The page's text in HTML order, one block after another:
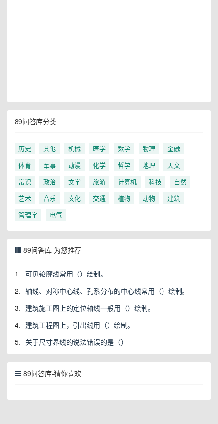
89问答库分类
历史 其他 机械 医学 数学 物理
金融
体育
军事 动漫 化学 哲学 地理
天文
常识
政治 文学 旅游 计算机 科技
自然
艺术
音乐 文化 交通 植物 动物
建筑
管理学
电气
89问答库-为您推荐
1. 可见轮廓线常用（）绘制。
2. 轴线、对称中心线、孔系分布的中心线常用（）绘制。
3. 建筑施工图上的定位轴线一般用（）绘制。
4. 建筑工程图上，引出线用（）绘制。
5. 关于尺寸界线的说法错误的是（）
89问答库-猜你喜欢